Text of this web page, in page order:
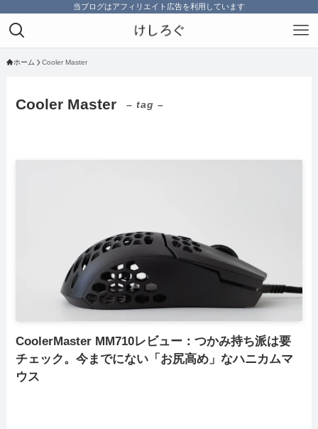
当ブログはアフィリエイト広告を利用しています
ホーム Cooler Master
Cooler Master – tag –
CoolerMaster MM710レビュー：つかみ持ち派は要
チェック。今までにない「お尻高め」なハニカムマ
ウス